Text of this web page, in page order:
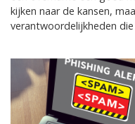
kijken naar de kansen,
verantwoordelijkheden